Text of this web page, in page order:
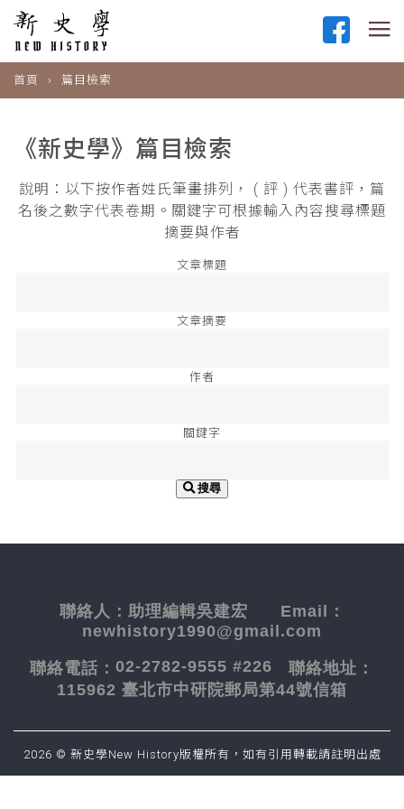
首頁 篇目檢索
《新史學》篇目檢索
說明：以下按作者姓氏筆畫排列， ( 評 ) 代表書評，篇
名後之數字代表卷期。關鍵字可根據輸入內容搜尋標題
摘要與作者
文章標題
文章摘要
作者
關鍵字
搜尋
聯絡人： 助理編輯吳建宏 Email：
newhistory1990@gmail.com
聯絡電話： 02-2782-9555 #226 聯絡地址：
115962 臺北市中研院郵局第44號信箱
2026 © 新史學New History版權所有，如有引用轉載請註明出處